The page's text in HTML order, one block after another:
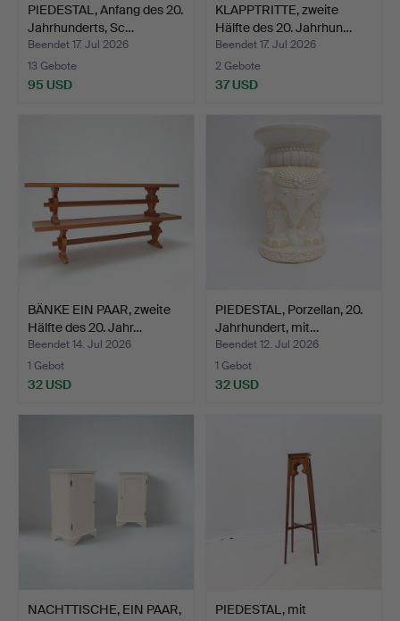
PIEDESTAL, Anfang des 20.
Jahrhunderts, Sc…
Beendet 17. Jul 2026
13 Gebote
95 USD
KLAPPTRITTE, zweite
Hälfte des 20. Jahrhun…
Beendet 17. Jul 2026
2 Gebote
37 USD
BÄNKE EIN PAAR, zweite
Hälfte des 20. Jahr…
Beendet 14. Jul 2026
1 Gebot
32 USD
PIEDESTAL, Porzellan, 20.
Jahrhundert, mit…
Beendet 12. Jul 2026
1 Gebot
32 USD
NACHTTISCHE, EIN PAAR,
PIEDESTAL, mit